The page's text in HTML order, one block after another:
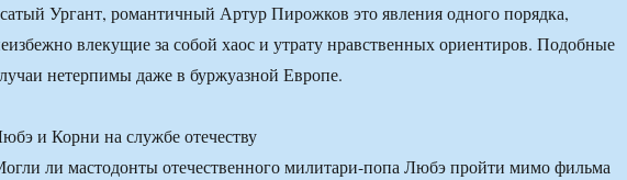
Ургант, романтичный Артур Пирожков это явления одного порядка,
влекущие за собой хаос и утрату нравственных ориентиров. Подобные
нетерпимы даже в буржуазной Европе.
и Корни на службе отечеству
ли мастодонты отечественного милитари-попа Любэ пройти мимо фильма